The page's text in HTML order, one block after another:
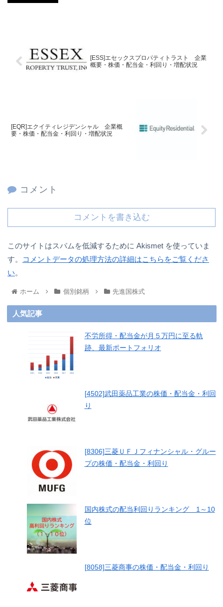
[ESS]エセックスプロパティトラスト 企業
概要・株価・配当金・利回り・増配状況
[EQR]エクイティレジデンシャル 企業概
要・株価・配当金・利回り・増配状況
コメント
コメントを書き込む
このサイトはスパムを低減するために Akismet を使っていま
す。
コメントデータの処理方法の詳細はこちらをご覧くださ
い。
ホーム 個別銘柄 先進国株式
人気記事
不労所得・配当金が月５万円に至る軌
跡、最新ポートフォリオ
[4502]武田薬品工業の株価・配当金・利回
り
[8306]三菱ＵＦＪフィナンシャル・グルー
プの株価・配当金・利回り
国内株式の配当利回りランキング 1～10
位
[8058]三菱商事の株価・配当金・利回り